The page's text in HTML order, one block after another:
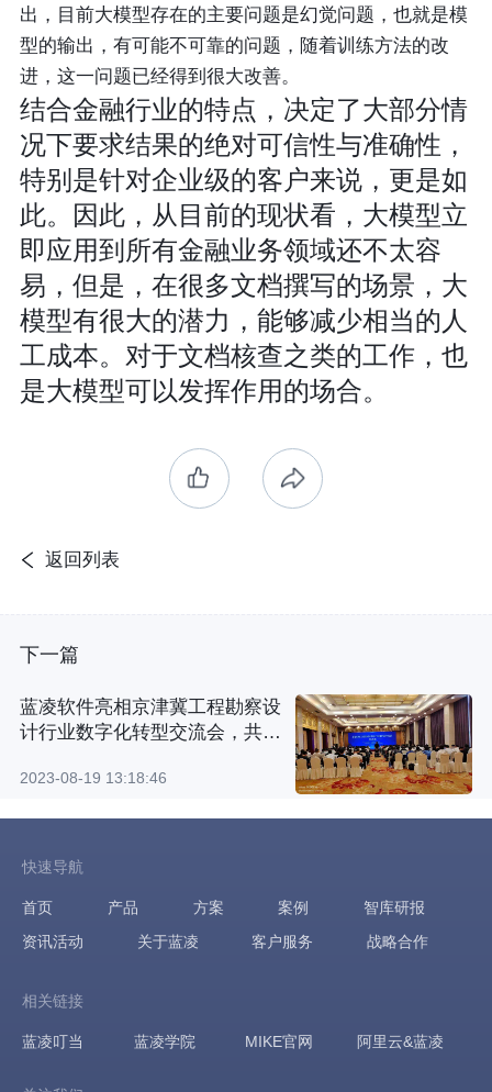
出，目前大模型存在的主要问题是幻觉问题，也就是模
型的输出，有可能不可靠的问题，随着训练方法的改
进，这一问题已经得到很大改善。
结合金融行业的特点，决定了大部分情
况下要求结果的绝对可信性与准确性，
特别是针对企业级的客户来说，更是如
此。因此，从目前的现状看，大模型立
即应用到所有金融业务领域还不太容
易，但是，在很多文档撰写的场景，大
模型有很大的潜力，能够减少相当的人
工成本。对于文档核查之类的工作，也
是大模型可以发挥作用的场合。
返回列表
下一篇
蓝凌软件亮相京津冀工程勘察设
计行业数字化转型交流会，共
2023-08-19 13:18:46
快速导航
首页 产品 方案 案例
智库研报
资讯活动
关于蓝凌 客户服务 战略合作
相关链接
蓝凌叮当 蓝凌学院 MIKE官网 阿里云&蓝凌